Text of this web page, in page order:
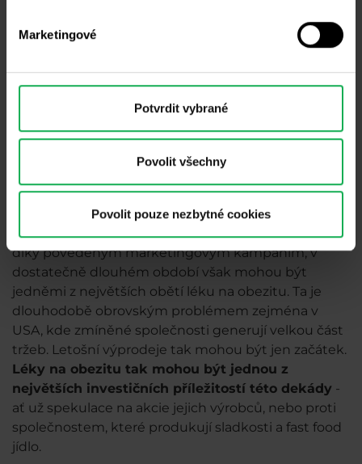
Marketingové
Potvrdit vybrané
Povolit všechny
Povolit pouze nezbytné cookies
Akcie Coca-Cola Company na D1 grafu, MT4
zaostávat za trhem dále. Zmíněné společnosti
navíc nemají moc prostoru na expanze či
diverzifikace portfolií. Tržby sice mohou zvyšovat
díky povedeným marketingovým kampaním, v
dostatečně dlouhém období však mohou být
jedněmi z největších obětí léku na obezitu. Ta je
dlouhodobě obrovským problémem zejména v
USA, kde zmíněné společnosti generují velkou část
tržeb. Letošní výprodeje tak mohou být jen začátek.
Léky na obezitu tak mohou být jednou z
největších investičních příležitostí této dekády -
ať už spekulace na akcie jejich výrobců, nebo proti
společnostem, které produkují sladkosti a fast food
jídlo.